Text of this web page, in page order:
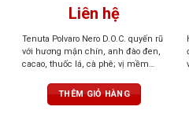
Liên hệ
Tenuta Polvaro Nero D.O.C. quyến rũ
với hương mận chín, anh đào đen,
cacao, thuốc lá, cà phê; vị mềm
tượng khó quênTHÊM GIỎ HÀNG